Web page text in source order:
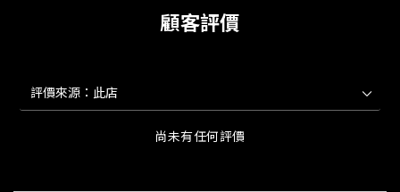
顧客評價
尚未有任何評價